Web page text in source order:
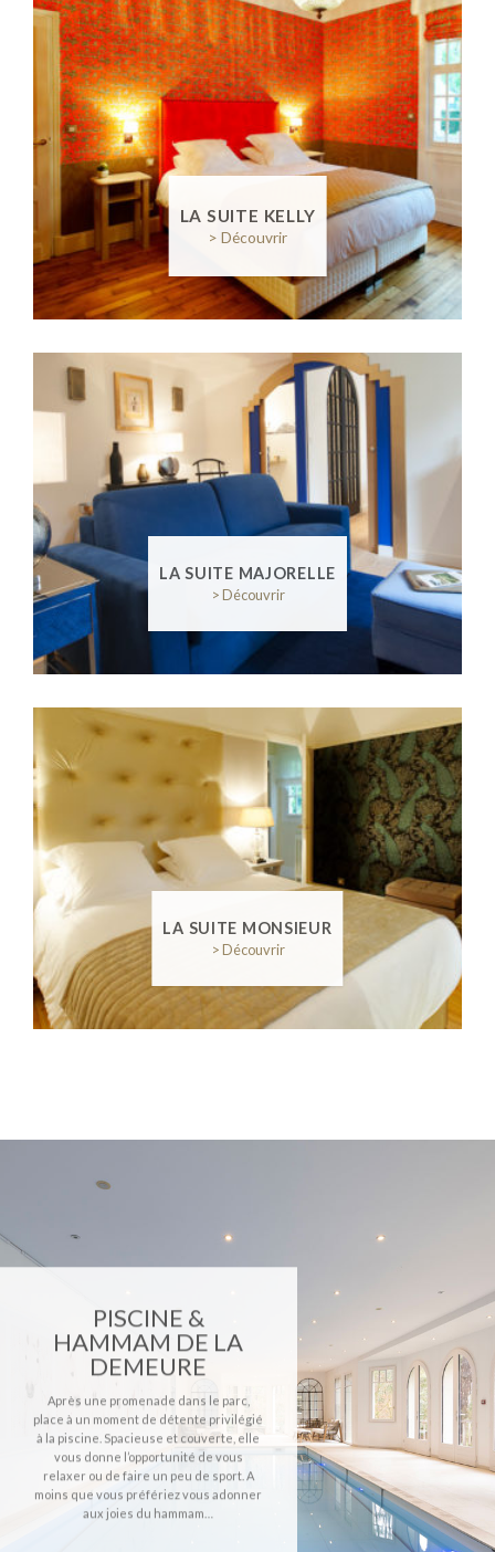
LA SUITE KELLY
> Découvrir
LA SUITE MAJORELLE
> Découvrir
LA SUITE MONSIEUR
> Découvrir
LAISSEZ-VOUS
APPRIVOISER PAR
NOTRE PARC
La demeure d’hôtes, étendue sur un
terrain de 6000m2, dispose d’une
entrée conçue comme un jardin à la
française.
Elle vous ouvre les bras par un chemin
où le buis et les roses se côtoient en
fonction des saisons.